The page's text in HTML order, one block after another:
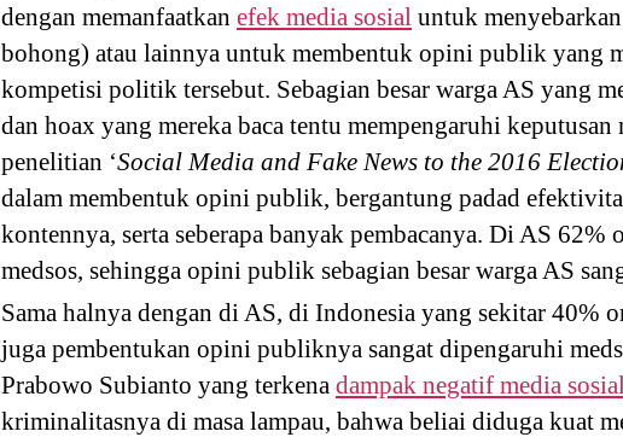
dengan memanfaatkan efek media sosial untuk
bohong) atau lainnya untuk membentuk opini publik yang
kompetisi politik tersebut. Sebagian besar warga AS yang
dan hoax yang mereka baca tentu mempengaruhi
penelitian ‘Social Media and Fake News to the 2016
dalam membentuk opini publik, bergantung padad
kontennya, serta seberapa banyak pembacanya. Di AS 62%
medsos, sehingga opini publik sebagian besar warga AS
Sama halnya dengan di AS, di Indonesia yang sekitar 40%
juga pembentukan opini publiknya sangat dipengaruhi
Prabowo Subianto yang terkena dampak negatif media sosial
kriminalitasnya di masa lampau, bahwa beliai diduga kuat